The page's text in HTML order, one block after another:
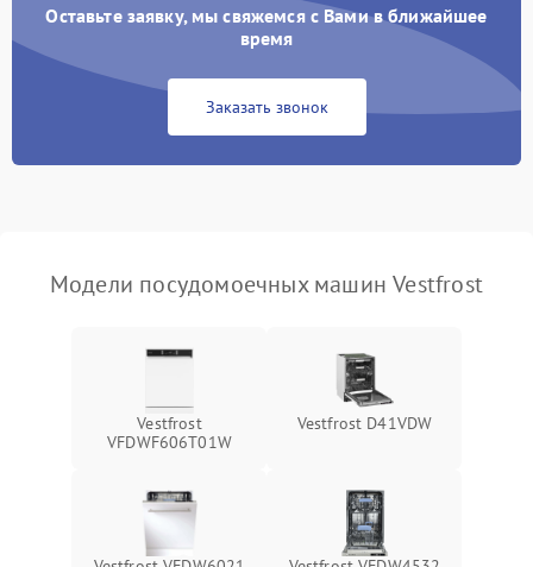
Не работает сушилка 2100 ₽ Подробнее →
Сбои в работе таймера 1700 ₽
Оставьте заявку, мы свяжемся с Вами в ближайшее
время
Заказать звонок
Модели посудомоечных машин Vestfrost
Vestfrost
VFDWF606T01W
Vestfrost D41VDW